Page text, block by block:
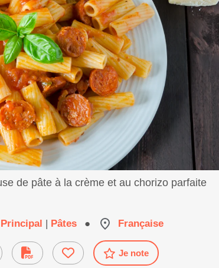
de pâte à la crème et au chorizo parfaite
| Pâtes ● Française
Je note